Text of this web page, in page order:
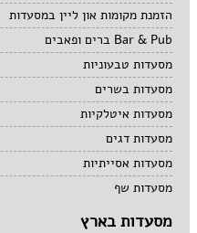
הזמנת מקומות און ליין במסעדות
Bar & Pub ברים ופאבים
מסעדות טבעוניות
מסעדות בשרים
מסעדות איטלקיות
מסעדות דגים
מסעדות אסייתיות
מסעדות שף
מסעדות בארץ